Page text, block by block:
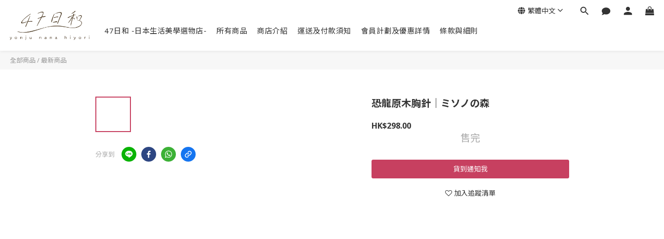
47日和 -日本生活美學選物店- 所有商品 商店介紹 運送及付款須知 會員計劃及優惠詳情 條款與細則
繁體中文
全部商品 /最新商品
分享到
恐龍原木胸針｜ミソノの森
HK$298.00
售完
貨到通知我
加入追蹤清單